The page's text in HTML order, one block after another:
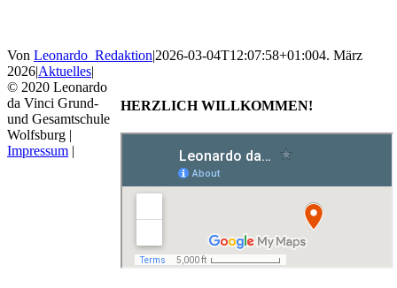
Von Leonardo_Redaktion|2026-03-04T12:07:58+01:004. März
2026|Aktuelles|
HERZLICH WILLKOMMEN!
© 2020 Leonardo
da Vinci Grund-
und Gesamtschule
Wolfsburg |
Impressum |